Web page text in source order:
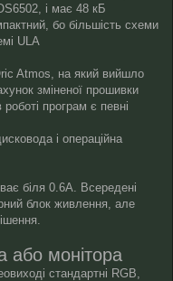
і має 48 кБ
бо більшість схеми
ULA
Atmos, на який вийшло
зміненої прошивки
програм є певні
і операційна
біля 0.6А. Всередені
блок живлення, але
або монітора
стандартні RGB,